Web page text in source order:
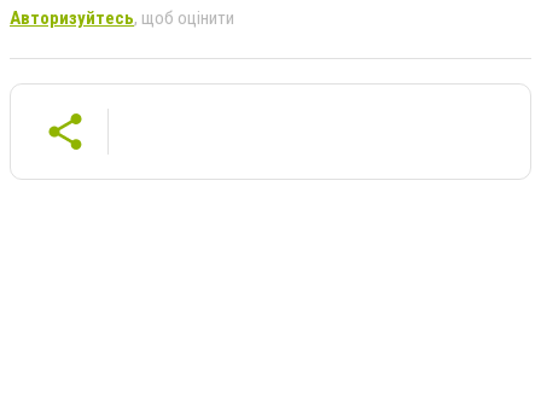
Авторизуйтесь, щоб оцінити